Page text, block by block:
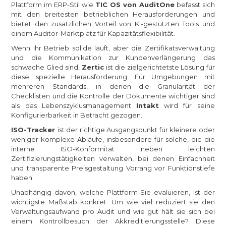
Plattform im ERP-Stil wie TIC OS von AuditOnebefasst sich
mit den breitesten betrieblichen Herausforderungen und
bietet den zusätzlichen Vorteil von KI-gestützten Tools und
einem Auditor-Marktplatz für Kapazitätsflexibilität.
Wenn Ihr Betrieb solide läuft, aber die Zertifikatsverwaltung
und die Kommunikation zur Kundenverlängerung das
schwache Glied sind, Zerticist die zielgerichtetste Lösung für
diese spezielle Herausforderung. Für Umgebungen mit
mehreren Standards, in denen die Granularität der
Checklisten und die Kontrolle der Dokumente wichtiger sind
als das Lebenszyklusmanagement Intakt wird für seine
Konfigurierbarkeit in Betracht gezogen.
ISO-Tracker ist der richtige Ausgangspunkt für kleinere oder
weniger komplexe Abläufe, insbesondere für solche, die die
interne ISO-Konformität neben leichten
Zertifizierungstätigkeiten verwalten, bei denen Einfachheit
und transparente Preisgestaltung Vorrang vor Funktionstiefe
haben.
Unabhängig davon, welche Plattform Sie evaluieren, ist der
wichtigste Maßstab konkret: Um wie viel reduziert sie den
Verwaltungsaufwand pro Audit und wie gut hält sie sich bei
einem Kontrollbesuch der Akkreditierungsstelle? Diese